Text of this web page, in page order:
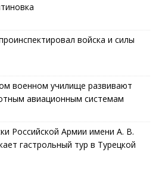
войска и силы
военном училище развивают
авиационным системам
Российской Армии имени А. В.
гастрольный тур в Турецкой